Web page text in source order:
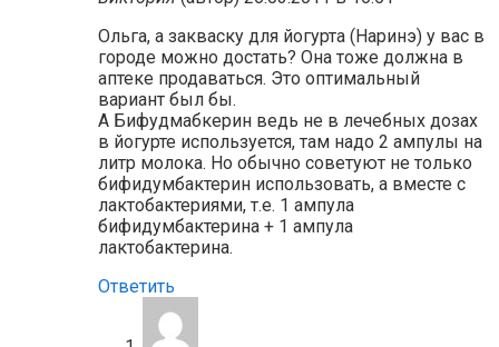
Ольга, а закваску для йогурта (Наринэ) у вас в
городе можно достать? Она тоже должна в
аптеке продаваться. Это оптимальный
вариант был бы.
А Бифудмабкерин ведь не в лечебных дозах
в йогурте используется, там надо 2 ампулы на
литр молока. Но обычно советуют не только
бифидумбактерин использовать, а вместе с
лактобактериями, т.е. 1 ампула
бифидумбактерина + 1 ампула
лактобактерина.
Ответить